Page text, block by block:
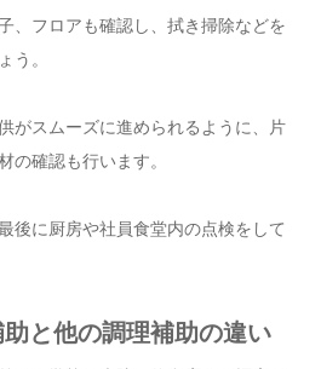
、フロアも確認し、拭き掃除などを
う。
がスムーズに進められるように、片
の確認も行います。
後に厨房や社員食堂内の点検をして
と他の調理補助の違い